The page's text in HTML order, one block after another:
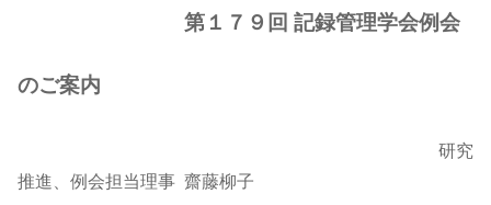
第１７９回 記録管理学会例会
のご案内
研究
推進、例会担当理事 齋藤柳子